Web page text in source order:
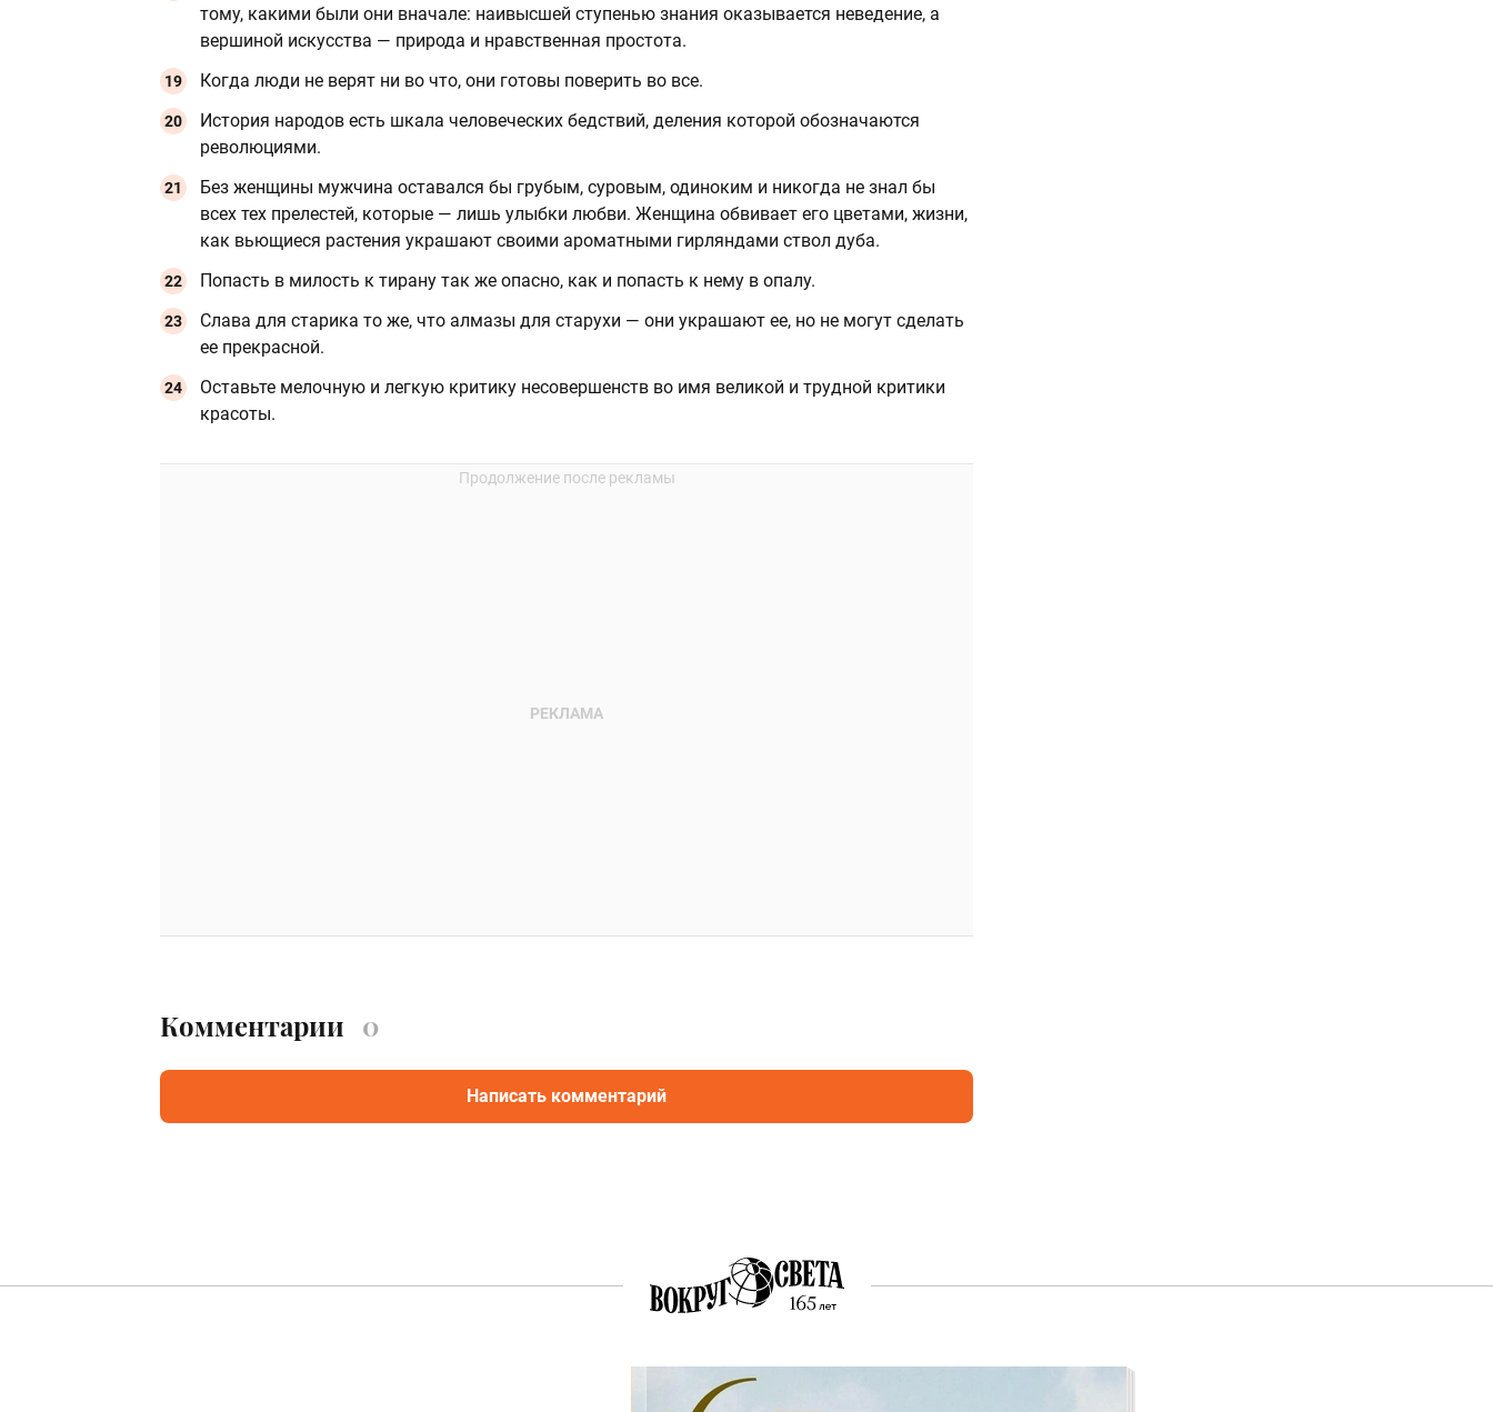
тому, какими были они вначале: наивысшей ступенью знания оказывается неведение, а
вершиной искусства — природа и нравственная простота.
Когда люди не верят ни во что, они готовы поверить во все.
История народов есть шкала человеческих бедствий, деления которой обозначаются
революциями.
Без женщины мужчина оставался бы грубым, суровым, одиноким и никогда не знал бы
всех тех прелестей, которые — лишь улыбки любви. Женщина обвивает его цветами, жизни,
как вьющиеся растения украшают своими ароматными гирляндами ствол дуба.
Попасть в милость к тирану так же опасно, как и попасть к нему в опалу.
Слава для старика то же, что алмазы для старухи — они украшают ее, но не могут сделать
ее прекрасной.
Оставьте мелочную и легкую критику несовершенств во имя великой и трудной критики
красоты.
Комментарии 0
Написать комментарий